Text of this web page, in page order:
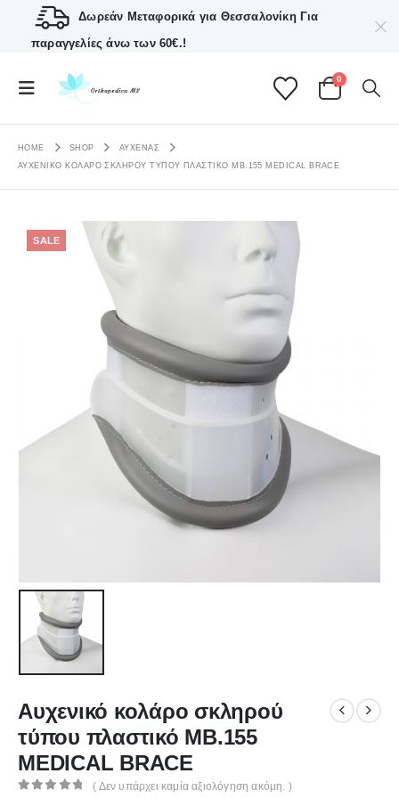
Δωρεάν Μεταφορικά για ΘεσσαλονίκηΓια
παραγγελίες άνω των 60€.!
0
HOME SHOP
ΑΥΧΕΝΑΣ
ΑΥΧΕΝΙΚΌ ΚΟΛΆΡΟ ΣΚΛΗΡΟΎ ΤΎΠΟΥ ΠΛΑΣΤΙΚΌ MB.155 MEDICAL BRACE
SALE
Αυχενικό κολάρο σκληρού
τύπου πλαστικό MB.155
MEDICAL BRACE
( Δεν υπάρχει καμία αξιολόγηση ακόμη. )